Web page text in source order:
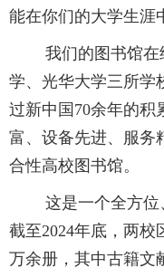
能在你们的大学生涯
我们的图书馆在
学、光华大学三所学
过新中国70余年的积
富、设备先进、服务
合性高校图书馆。
这是一个全方位、
截至2024年底，两校
万余册，其中古籍文